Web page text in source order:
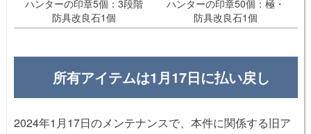
ハンターの印章5個：3段階
防具改良石1個
ハンターの印章50個：極・
防具改良石1個
所有アイテムは1月17日に払い戻し
2024年1月17日のメンテナンスで、本件に関係する旧ア